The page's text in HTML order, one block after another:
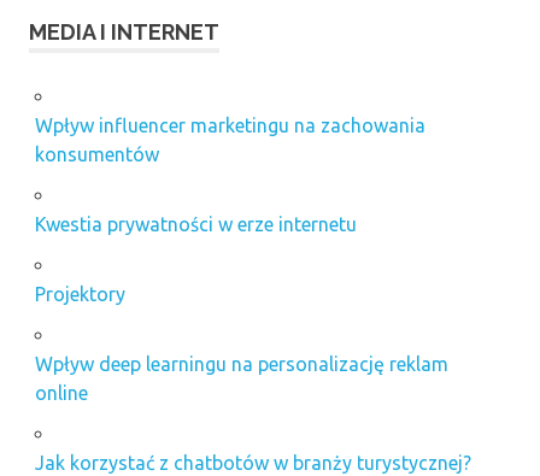
MEDIA I INTERNET
Wpływ influencer marketingu na zachowania
konsumentów
Kwestia prywatności w erze internetu
Projektory
Wpływ deep learningu na personalizację reklam
online
Jak korzystać z chatbotów w branży turystycznej?